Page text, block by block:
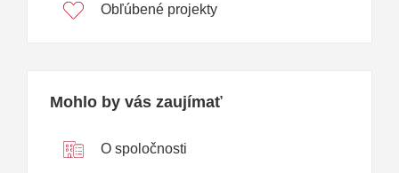
Obľúbené projekty
Mohlo by vás zaujímať
O spoločnosti